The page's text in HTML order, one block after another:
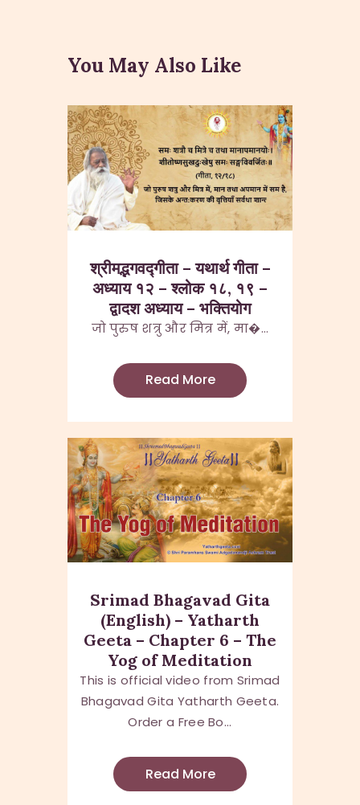
You May Also Like
श्रीमद्भगवद्गीता – यथार्थ गीता –
अध्याय १२ – श्लोक १८, १९ –
द्वादश अध्याय – भक्तियोग
जो पुरुष शत्रु और मित्र में, मा�...
Read More
Srimad Bhagavad Gita
(English) – Yatharth
Geeta – Chapter 6 – The
Yog of Meditation
This is official video from Srimad
Bhagavad Gita Yatharth Geeta.
Order a Free Bo...
Read More